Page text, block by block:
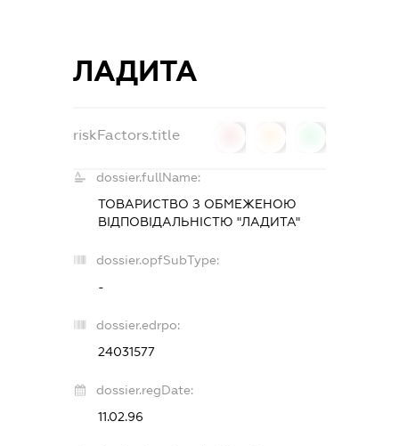
ЛАДИТА
riskFactors.title
dossier.fullName:
ТОВАРИСТВО З ОБМЕЖЕНОЮ
ВІДПОВІДАЛЬНІСТЮ "ЛАДИТА"
dossier.opfSubType:
-
dossier.edrpo:
24031577
dossier.regDate:
11.02.96